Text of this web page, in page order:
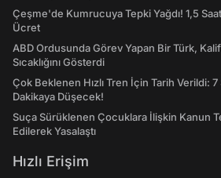
Çeşme'de Kumrucuya Tepki Yağdı! 1,5
Ücret
ABD Ordusunda Görev Yapan Bir Türk,
Sıcaklığını Gösterdi
Çok Beklenen Hızlı Tren İçin Tarih Verildi: 7
Dakikaya Düşecek!
Suça Sürüklenen Çocuklara İlişkin Kanun
Edilerek Yasalaştı
Hızlı Erişim